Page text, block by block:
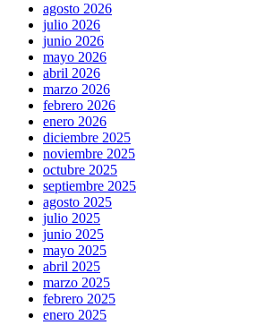
agosto 2026
julio 2026
junio 2026
mayo 2026
abril 2026
marzo 2026
febrero 2026
enero 2026
diciembre 2025
noviembre 2025
octubre 2025
septiembre 2025
agosto 2025
julio 2025
junio 2025
mayo 2025
abril 2025
marzo 2025
febrero 2025
enero 2025